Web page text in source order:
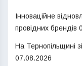
Інноваційне
провідних брендів
На Тернопільщині
07.08.2026